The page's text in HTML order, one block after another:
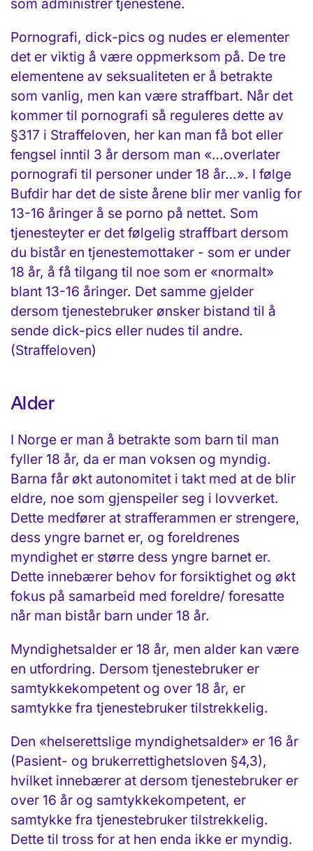
som administrer tjenestene.
Pornografi, dick-pics og nudes er elementer
det er viktig å være oppmerksom på. De tre
elementene av seksualiteten er å betrakte
som vanlig, men kan være straffbart. Når det
kommer til pornografi så reguleres dette av
§317 i Straffeloven, her kan man få bot eller
fengsel inntil 3 år dersom man «…overlater
pornografi til personer under 18 år…». I følge
Bufdir har det de siste årene blir mer vanlig for
13-16 åringer å se porno på nettet. Som
tjenesteyter er det følgelig straffbart dersom
du bistår en tjenestemottaker - som er under
18 år, å få tilgang til noe som er «normalt»
blant 13-16 åringer. Det samme gjelder
dersom tjenestebruker ønsker bistand til å
sende dick-pics eller nudes til andre.
(Straffeloven)
Alder
I Norge er man å betrakte som barn til man
fyller 18 år, da er man voksen og myndig.
Barna får økt autonomitet i takt med at de blir
eldre, noe som gjenspeiler seg i lovverket.
Dette medfører at strafferammen er strengere,
dess yngre barnet er, og foreldrenes
myndighet er større dess yngre barnet er.
Dette innebærer behov for forsiktighet og økt
fokus på samarbeid med foreldre/ foresatte
når man bistår barn under 18 år.
Myndighetsalder er 18 år, men alder kan være
en utfordring. Dersom tjenestebruker er
samtykkekompetent og over 18 år, er
samtykke fra tjenestebruker tilstrekkelig.
Den «helserettslige myndighetsalder» er 16 år
(Pasient- og brukerrettighetsloven §4,3),
hvilket innebærer at dersom tjenestebruker er
over 16 år og samtykkekompetent, er
samtykke fra tjenestebruker tilstrekkelig.
Dette til tross for at hen enda ikke er myndig.